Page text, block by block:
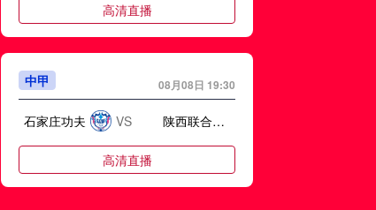
高清直播
中甲 08月08日 19:30
石家庄功夫 VS 陕西联合月亮泊队
高清直播